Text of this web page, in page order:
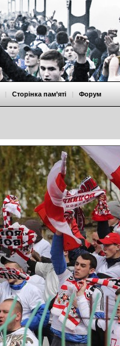
| Сторінка пам’яті | Форум